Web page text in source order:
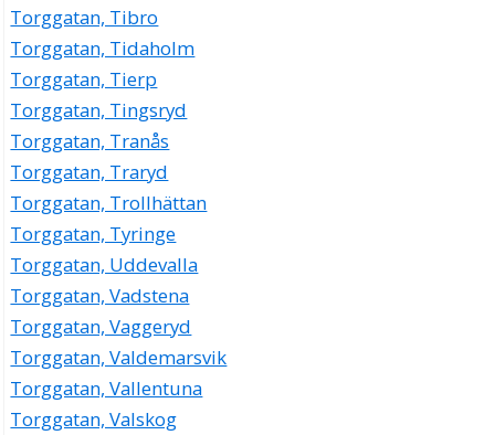
Torggatan, Tibro
Torggatan, Tidaholm
Torggatan, Tierp
Torggatan, Tingsryd
Torggatan, Tranås
Torggatan, Traryd
Torggatan, Trollhättan
Torggatan, Tyringe
Torggatan, Uddevalla
Torggatan, Vadstena
Torggatan, Vaggeryd
Torggatan, Valdemarsvik
Torggatan, Vallentuna
Torggatan, Valskog